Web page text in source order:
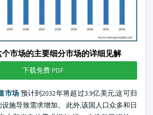
市场的主要细分市场的详细见解
下载免费 PDF
市场 预计到2032年将超过3.9亿美元,这可归
施导致需求增加。 此外,该国人口众多和日